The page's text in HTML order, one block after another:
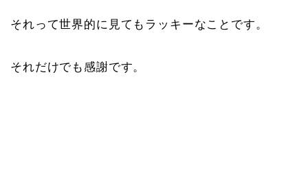
それって世界的に見てもラッキーなことです。
それだけでも感謝です。